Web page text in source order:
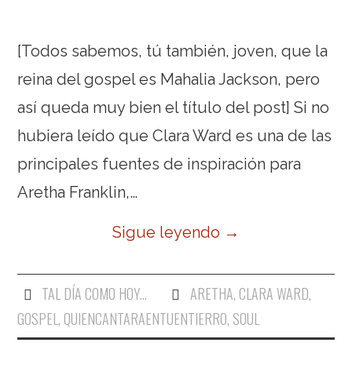
[Todos sabemos, tú también, joven, que la
reina del gospel es Mahalia Jackson, pero
así queda muy bien el título del post] Si no
hubiera leído que Clara Ward es una de las
principales fuentes de inspiración para
Aretha Franklin,…
Sigue leyendo →
TAL DÍA COMO HOY... ARETHA, CLARA WARD,
GOSPEL, QUIENCANTARAENTUENTIERRO, SOUL